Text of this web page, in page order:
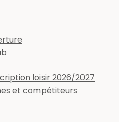
loisir 2026/2027
et compétiteurs